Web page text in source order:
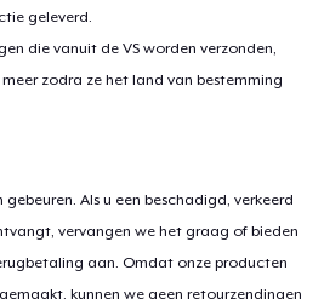
geleverd.
die vanuit de VS worden verzonden,
zodra ze het land van bestemming
Als u een beschadigd, verkeerd
vervangen we het graag of bieden
aan. Omdat onze producten
kunnen we geen retourzendingen